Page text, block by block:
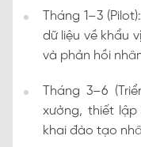
Tháng 1–3
dữ liệu về khẩu
và phản hồi
Tháng 3–6
xưởng, thiết
khai đào tạo